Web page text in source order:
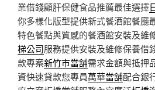
業借錢顧肝保健食品推薦最佳選擇
你多樣化版型提供新式餐酒館餐廳
特色餐點與質感的餐酒館安裝及維
梯公司服務提供安裝及維修保養借
款專案新竹市當舖需求金額與抵押
資快速貸款您專員萬華當舖配合銀